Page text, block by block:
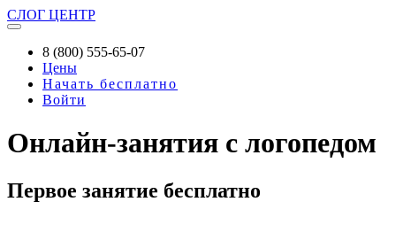
СЛОГ ЦЕНТР
8 (800) 555-65-07
Цены
Начать бесплатно
Войти
Онлайн-занятия с логопедом
Первое занятие бесплатно